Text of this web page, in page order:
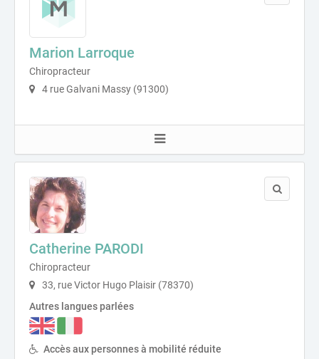
Marion Larroque
Chiropracteur
4 rue Galvani Massy (91300)
Catherine PARODI
Chiropracteur
33, rue Victor Hugo Plaisir (78370)
Autres langues parlées
Accès aux personnes à mobilité réduite